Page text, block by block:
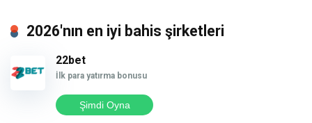
2026'nın en iyi bahis şirketleri
22bet
İlk para yatırma bonusu
Şimdi Oyna